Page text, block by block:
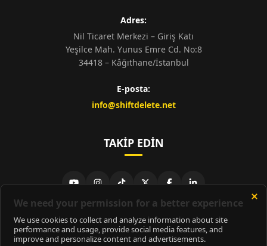
Adres:
Nil Ticaret Merkezi – Giriş Katı
Yeşilce Mah. Yunus Emre Cd. No:8
34418 – Kâğıthane/İstanbul
E-posta:
info@shiftdelete.net
TAKIP EDIN